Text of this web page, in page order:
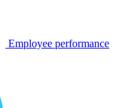
Employee performance